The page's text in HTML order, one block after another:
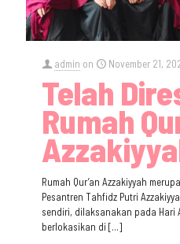
admin on November 21,
Telah
Rumah
Rumah Qur’an Azzakiyyah
Pesantren Tahfidz Putri
sendiri, dilaksanakan pada Hari
berlokasikan di […]